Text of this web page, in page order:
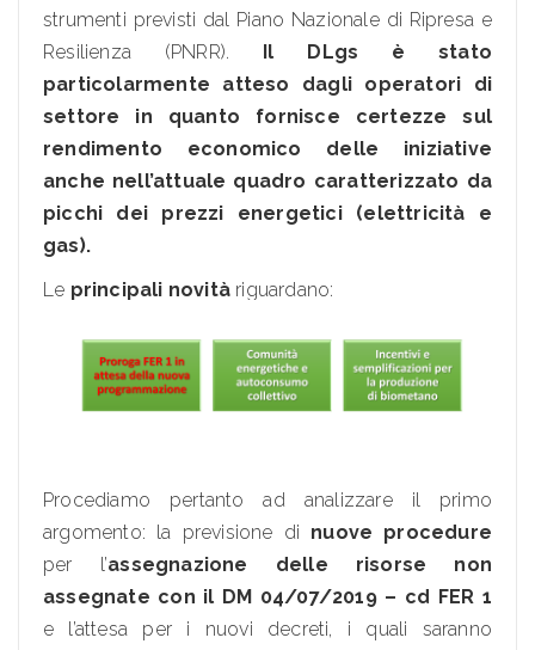
strumenti previsti dal Piano Nazionale di Ripresa e
Resilienza (PNRR). Il DLgs è stato
particolarmente atteso dagli operatori di
settore in quanto fornisce certezze sul
rendimento economico delle iniziative
anche nell’attuale quadro caratterizzato da
picchi dei prezzi energetici (elettricità e
gas).
Le principali novità riguardano:
Procediamo pertanto ad analizzare il primo
argomento: la previsione di nuove procedure
per l’assegnazione delle risorse non
assegnate con il DM 04/07/2019 – cd FER 1
e
l’attesa per i nuovi decreti, i quali saranno